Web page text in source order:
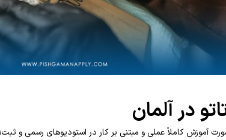
در آلمان
آموزش کاملاً عملی و مبتنی بر کار در استودیوهای رسمی و